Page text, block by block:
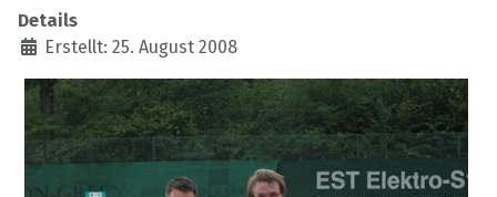
Details
Erstellt: 25. August 2008